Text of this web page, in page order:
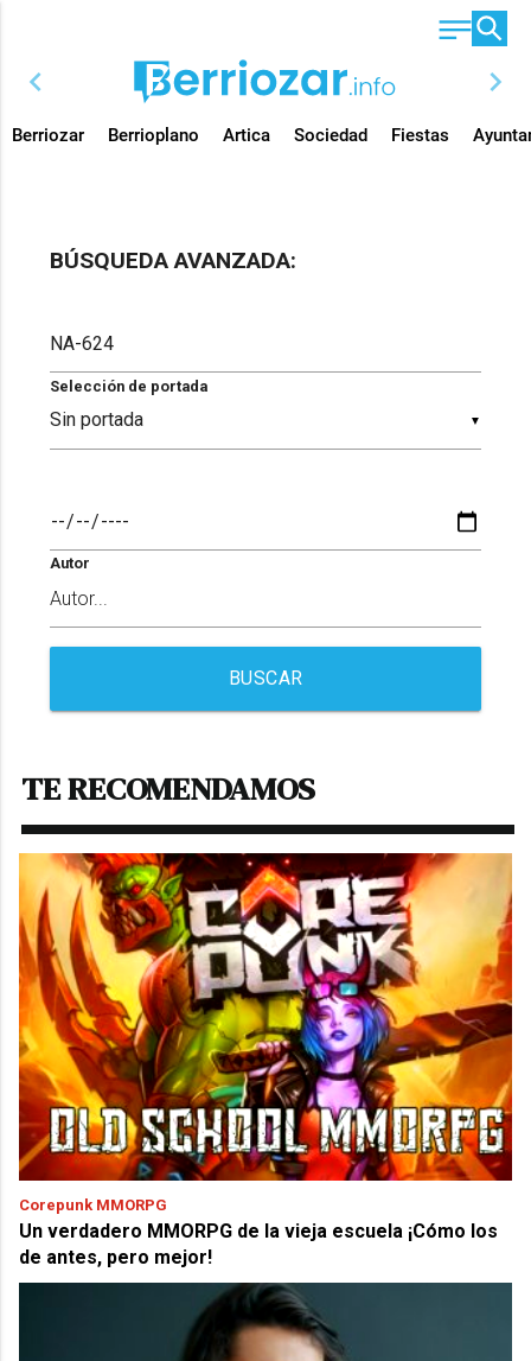
chevron_left chevron_right
Berriozar Berrioplano Artica Sociedad Fiestas
BÚSQUEDA AVANZADA:
▼
Selección de portada
Autor
BUSCAR
TE RECOMENDAMOS
Corepunk MMORPG
Un verdadero MMORPG de la vieja escuela ¡Cómo los
de antes, pero mejor!